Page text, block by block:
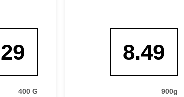
400 G
8.49
900g